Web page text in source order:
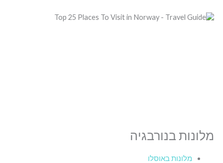
מלונות בנורבגיה
מלונות באוסלו